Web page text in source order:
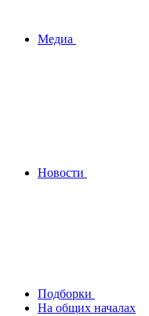
Медиа
Новости
Подборки
На общих началах